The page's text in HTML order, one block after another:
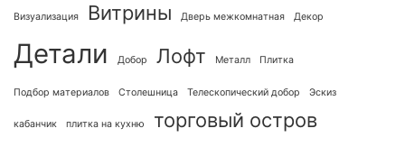
Визуализация Витрины Дверь межкомнатная Декор
Детали Добор Лофт Металл Плитка
Подбор материалов Столешница Телескопический добор Эскиз
кабанчик плитка на кухню торговый остров